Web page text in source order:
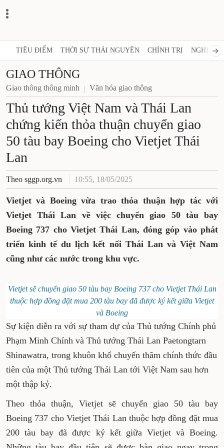
TIÊU ĐIỂM THỜI SỰ THÁI NGUYÊN CHÍNH TRỊ NGHỊ
GIAO THÔNG
Giao thông thông minh Văn hóa giao thông
Thủ tướng Việt Nam và Thái Lan
chứng kiến thỏa thuận chuyển giao
50 tàu bay Boeing cho Vietjet Thái
Lan
Theo sggp.org.vn 10:55, 18/05/2025
Vietjet và Boeing vừa trao thỏa thuận hợp tác với
Vietjet Thái Lan về việc chuyển giao 50 tàu bay
Boeing 737 cho Vietjet Thái Lan, đóng góp vào phát
triển kinh tế du lịch kết nối Thái Lan và Việt Nam
cũng như các nước trong khu vực.
Vietjet sẽ chuyển giao 50 tàu bay Boeing 737 cho Vietjet Thái Lan
thuộc hợp đồng đặt mua 200 tàu bay đã được ký kết giữa Vietjet
và Boeing
Sự kiện diễn ra với sự tham dự của Thủ tướng Chính phủ
Phạm Minh Chính và Thủ tướng Thái Lan Paetongtarn
Shinawatra, trong khuôn khổ chuyến thăm chính thức đầu
tiên của một Thủ tướng Thái Lan tới Việt Nam sau hơn
một thập kỷ.
Theo thỏa thuận, Vietjet sẽ chuyển giao 50 tàu bay
Boeing 737 cho Vietjet Thái Lan thuộc hợp đồng đặt mua
200 tàu bay đã được ký kết giữa Vietjet và Boeing.